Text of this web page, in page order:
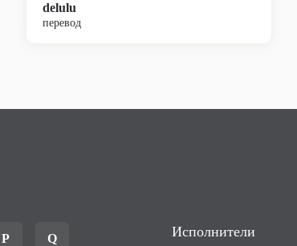
delulu
перевод
P Q Исполнители